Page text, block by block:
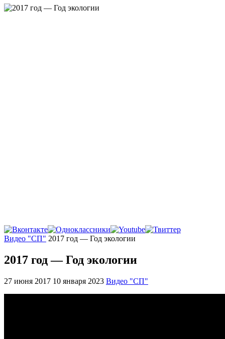
Главная
Видео "СП" 2017 год — Год экологии
2017 год — Год экологии
27 июня 2017 10 января 2023 Видео "СП"